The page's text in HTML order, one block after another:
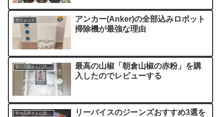
ガジェット
アンカー(Anker)の全部込みロボット
掃除機が最強な理由
世の旦那さんに読んでほしい記事
最高の山椒「朝倉山椒の赤粉」を購
入したのでレビューする
世の旦那さんに読んでほしい記事
リーバイスのジーンズおすすめ3選を